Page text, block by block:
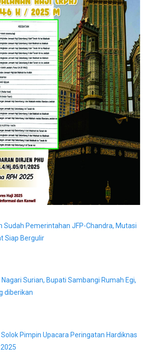
Sudah Pemerintahan JFP-Chandra, Mutasi
Siap Bergulir
Nagari Surian, Bupati Sambangi Rumah Egi,
diberikan
Pimpin Upacara Peringatan Hardiknas